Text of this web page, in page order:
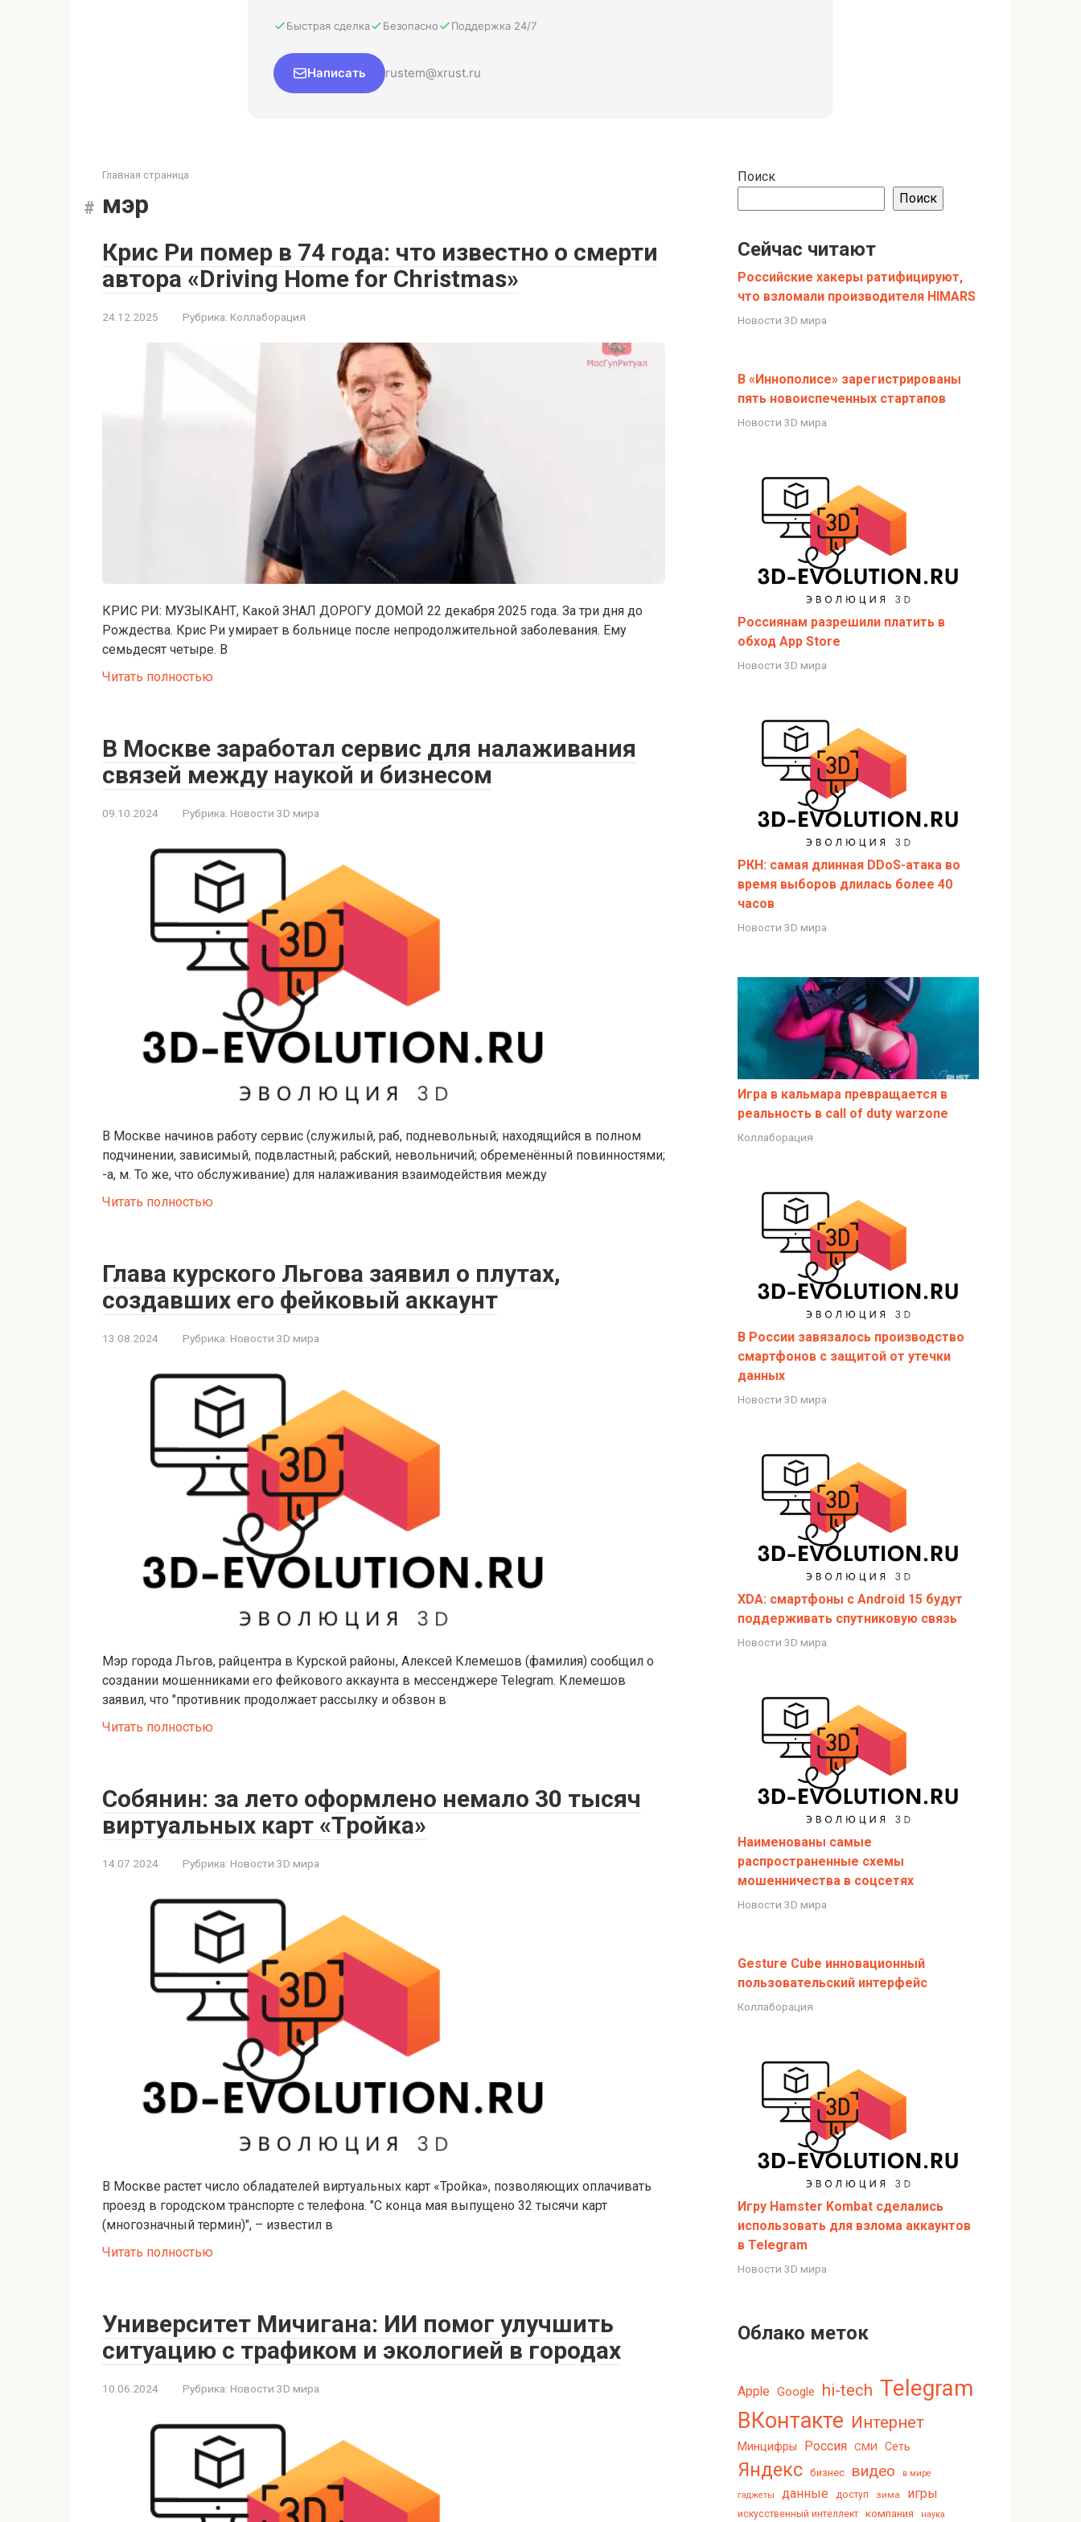
Быстрая сделка Безопасно Поддержка 24/7
Написать rustem@xrust.ru
Главная страница
мэр
Крис Ри помер в 74 года: что известно о смерти
автора «Driving Home for Christmas»
24.12.2025 Рубрика: Коллаборация
КРИС РИ: МУЗЫКАНТ, Какой ЗНАЛ ДОРОГУ ДОМОЙ 22 декабря 2025 года. За три дня до
Рождества. Крис Ри умирает в больнице после непродолжительной заболевания. Ему
семьдесят четыре. В
Читать полностью
В Москве заработал сервис для налаживания
связей между наукой и бизнесом
09.10.2024 Рубрика: Новости 3D мира
В Москве начинов работу сервис (служилый, раб, подневольный; находящийся в полном
подчинении, зависимый, подвластный; рабский, невольничий; обременённый повинностями;
-а, м. То же, что обслуживание) для налаживания взаимодействия между
Читать полностью
Глава курского Льгова заявил о плутах,
создавших его фейковый аккаунт
13.08.2024 Рубрика: Новости 3D мира
Мэр города Льгов, райцентра в Курской районы, Алексей Клемешов (фамилия) сообщил о
создании мошенниками его фейкового аккаунта в мессенджере Telegram. Клемешов
заявил, что "противник продолжает рассылку и обзвон в
Читать полностью
Собянин: за лето оформлено немало 30 тысяч
виртуальных карт «Тройка»
14.07.2024 Рубрика: Новости 3D мира
В Москве растет число обладателей виртуальных карт «Тройка», позволяющих оплачивать
проезд в городском транспорте с телефона. "С конца мая выпущено 32 тысячи карт
(многозначный термин)", – известил в
Читать полностью
Университет Мичигана: ИИ помог улучшить
ситуацию с трафиком и экологией в городах
10.06.2024 Рубрика: Новости 3D мира
Поиск
Поиск
Сейчас читают
Российские хакеры ратифицируют,
что взломали производителя HIMARS
Новости 3D мира
В «Иннополисе» зарегистрированы
пять новоиспеченных стартапов
Новости 3D мира
Россиянам разрешили платить в
обход App Store
Новости 3D мира
РКН: самая длинная DDoS-атака во
время выборов длилась более 40
часов
Новости 3D мира
Игра в кальмара превращается в
реальность в call of duty warzone
Коллаборация
В России завязалось производство
смартфонов с защитой от утечки
данных
Новости 3D мира
XDA: смартфоны с Android 15 будут
поддерживать спутниковую связь
Новости 3D мира
Наименованы самые
распространенные схемы
мошенничества в соцсетях
Новости 3D мира
Gesture Cube инновационный
пользовательский интерфейс
Коллаборация
Игру Hamster Kombat сделались
использовать для взлома аккаунтов
в Telegram
Новости 3D мира
Облако меток
Apple Google hi-tech Telegram
ВКонтакте Интернет
Минцифры Россия СМИ Сеть
Яндекс бизнес видео в мире
гаджеты данные доступ зима игры
искусственный интеллект компания наука